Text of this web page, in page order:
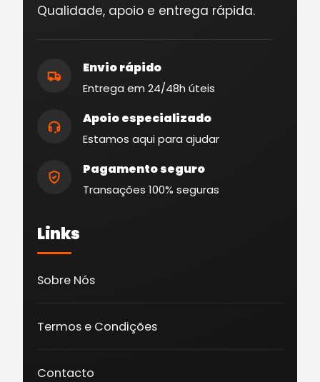
Qualidade, apoio e entrega rápida.
Envio rápido
Entrega em 24/48h úteis
Apoio especializado
Estamos aqui para ajudar
Pagamento seguro
Transações 100% seguras
Links
Sobre Nós
Termos e Condições
Contacto